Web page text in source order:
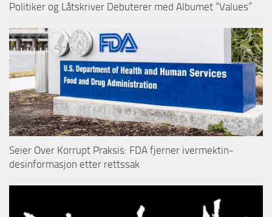
Politiker og Låtskriver Debuterer med Albumet “Values”
Seier Over Korrupt Praksis: FDA fjerner ivermektin-
desinformasjon etter rettssak